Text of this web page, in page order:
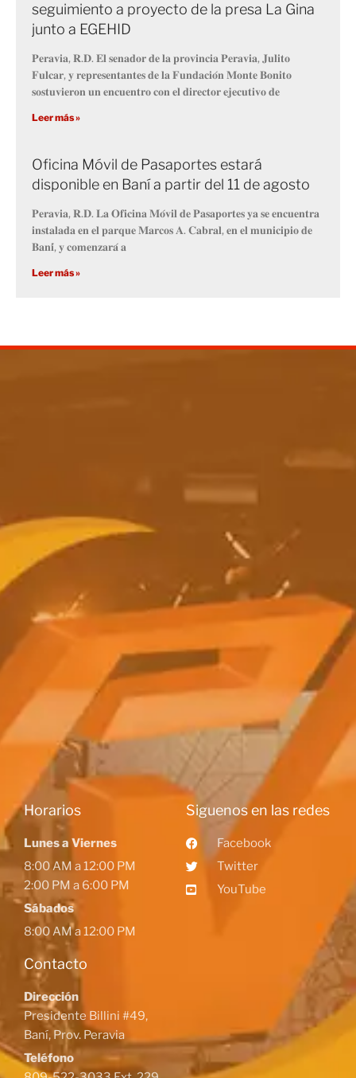
seguimiento a proyecto de la presa La Gina
junto a EGEHID
𝐏𝐞𝐫𝐚𝐯𝐢𝐚, 𝐑.𝐃. 𝐄𝐥 𝐬𝐞𝐧𝐚𝐝𝐨𝐫 𝐝𝐞 𝐥𝐚 𝐩𝐫𝐨𝐯𝐢𝐧𝐜𝐢𝐚 𝐏𝐞𝐫𝐚𝐯𝐢𝐚, 𝐉𝐮𝐥𝐢𝐭𝐨
𝐅𝐮𝐥𝐜𝐚𝐫, 𝐲 𝐫𝐞𝐩𝐫𝐞𝐬𝐞𝐧𝐭𝐚𝐧𝐭𝐞𝐬 𝐝𝐞 𝐥𝐚 𝐅𝐮𝐧𝐝𝐚𝐜𝐢𝐨́𝐧 𝐌𝐨𝐧𝐭𝐞 𝐁𝐨𝐧𝐢𝐭𝐨
𝐬𝐨𝐬𝐭𝐮𝐯𝐢𝐞𝐫𝐨𝐧 𝐮𝐧 𝐞𝐧𝐜𝐮𝐞𝐧𝐭𝐫𝐨 𝐜𝐨𝐧 𝐞𝐥 𝐝𝐢𝐫𝐞𝐜𝐭𝐨𝐫 𝐞𝐣𝐞𝐜𝐮𝐭𝐢𝐯𝐨 𝐝𝐞
Leer más »
Oficina Móvil de Pasaportes estará
disponible en Baní a partir del 11 de agosto
𝐏𝐞𝐫𝐚𝐯𝐢𝐚, 𝐑.𝐃. 𝐋𝐚 𝐎𝐟𝐢𝐜𝐢𝐧𝐚 𝐌𝐨́𝐯𝐢𝐥 𝐝𝐞 𝐏𝐚𝐬𝐚𝐩𝐨𝐫𝐭𝐞𝐬 𝐲𝐚 𝐬𝐞 𝐞𝐧𝐜𝐮𝐞𝐧𝐭𝐫𝐚
𝐢𝐧𝐬𝐭𝐚𝐥𝐚𝐝𝐚 𝐞𝐧 𝐞𝐥 𝐩𝐚𝐫𝐪𝐮𝐞 𝐌𝐚𝐫𝐜𝐨𝐬 𝐀. 𝐂𝐚𝐛𝐫𝐚𝐥, 𝐞𝐧 𝐞𝐥 𝐦𝐮𝐧𝐢𝐜𝐢𝐩𝐢𝐨 𝐝𝐞
𝐁𝐚𝐧𝐢́, 𝐲 𝐜𝐨𝐦𝐞𝐧𝐳𝐚𝐫𝐚́ 𝐚
Leer más »
Horarios
Lunes a Viernes
8:00 AM a 12:00 PM
2:00 PM a 6:00 PM
Sábados
8:00 AM a 12:00 PM
Contacto
Dirección
Presidente Billini #49,
Baní, Prov. Peravia
Teléfono
Siguenos en las redes
Facebook
Twitter
YouTube